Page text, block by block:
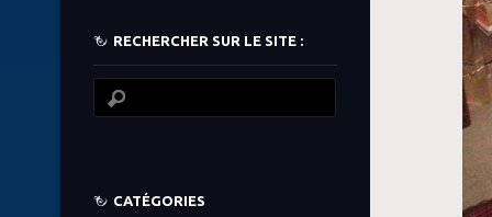
RECHERCHER SUR LE SITE :
CATÉGORIES